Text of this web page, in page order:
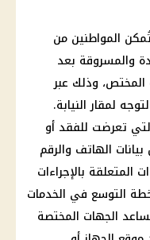
المواطنين من
والمسروقة بعد
وذلك عبر
لمقار النيابة.
تعرضت للفقد أو
الهاتف والرقم
المتعلقة بالإجراءات
التوسع في الخدمات
الجهات المختصة